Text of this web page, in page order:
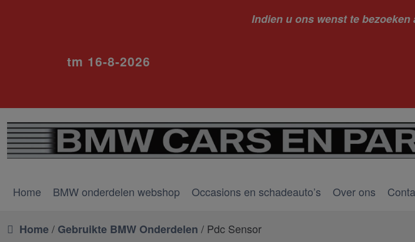
Indien u ons wenst te
ivm
tm 16-8-2026
Home BMW onderdelen webshop Occasions en schadeauto’s Over ons
Home/ Gebruikte BMW Onderdelen / Pdc Sensor